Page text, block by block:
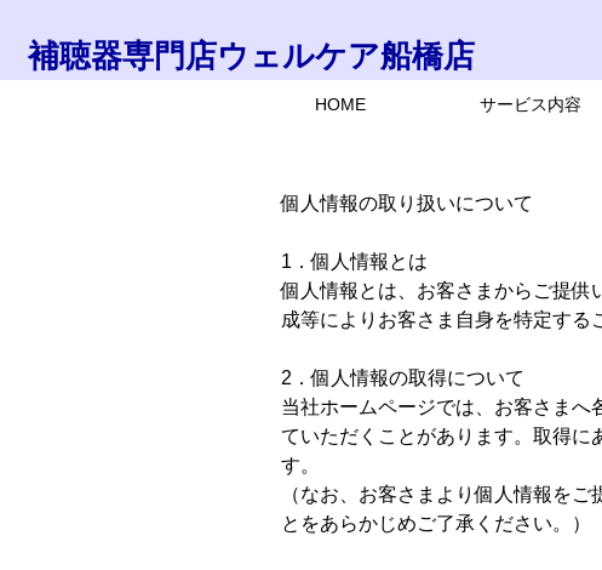
補聴器専門店ウェルケア船橋店
HOME サービス内容
個人情報の取り扱いについて
1．個人情報とは
個人情報とは、お客さまからご提供
成等によりお客さま自身を特定する
2．個人情報の取得について
当社ホームページでは、お客さま
ていただくことがあります。取得に
す。
（なお、お客さまより個人情報を
とをあらかじめご了承ください。）